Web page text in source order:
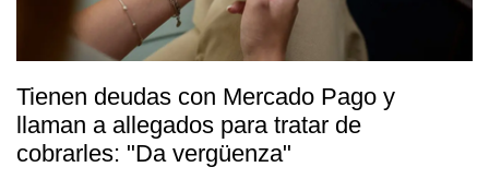
Tienen deudas con Mercado Pago y
llaman a allegados para tratar de
cobrarles: "Da vergüenza"